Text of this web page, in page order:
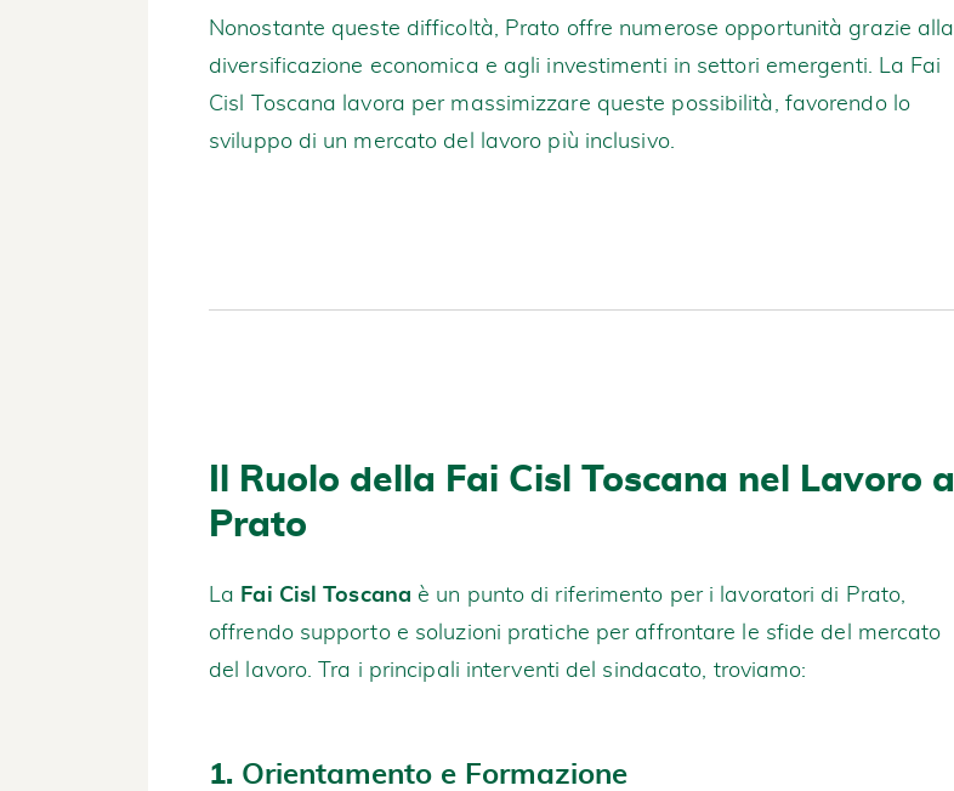
Nonostante queste difficoltà, Prato offre numerose opportunità grazie alla
diversificazione economica e agli investimenti in settori emergenti. La Fai
Cisl Toscana lavora per massimizzare queste possibilità, favorendo lo
sviluppo di un mercato del lavoro più inclusivo.
Il Ruolo della Fai Cisl Toscana nel Lavoro a
Prato
La Fai Cisl Toscana è un punto di riferimento per i lavoratori di Prato,
offrendo supporto e soluzioni pratiche per affrontare le sfide del mercato
del lavoro. Tra i principali interventi del sindacato, troviamo:
1. Orientamento e Formazione